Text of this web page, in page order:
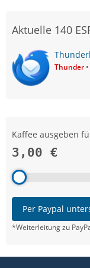
Aktuelle 140
Thunder
Kaffee ausgeben
3,00 €
Per Paypal
*Weiterleitung zu